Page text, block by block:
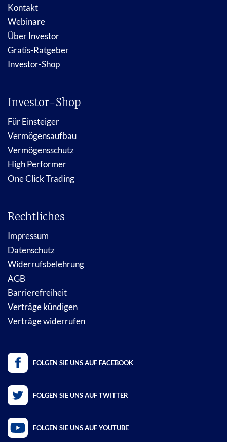
Kontakt
Webinare
Über Investor
Gratis-Ratgeber
Investor-Shop
Investor-Shop
Für Einsteiger
Vermögensaufbau
Vermögensschutz
High Performer
One Click Trading
Rechtliches
Impressum
Datenschutz
Widerrufsbelehrung
AGB
Barrierefreiheit
Verträge kündigen
Verträge widerrufen
FOLGEN SIE UNS AUF FACEBOOK
FOLGEN SIE UNS AUF TWITTER
FOLGEN SIE UNS AUF YOUTUBE